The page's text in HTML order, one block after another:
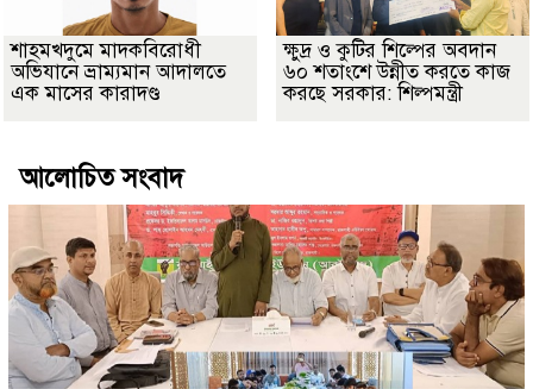
শাহমখদুমে মাদকবিরোধী
অভিযানে ভ্রাম্যমান আদালতে
এক মাসের কারাদণ্ড
ক্ষুদ্র ও কুটির শিল্পের অবদান
৬০ শতাংশে উন্নীত করতে কাজ
করছে সরকার: শিল্পমন্ত্রী
আলোচিত সংবাদ